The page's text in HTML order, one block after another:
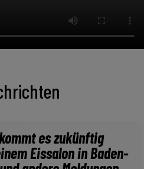
es zukünftig
Eissalon in Baden-